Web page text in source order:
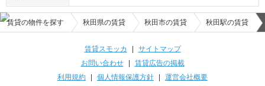
賃貸の物件を探す 秋田県の賃貸 秋田市の賃貸 秋田駅の賃貸
賃貸スモッカ | サイトマップ
お問い合わせ| 賃貸広告の掲載
利用規約 | 個人情報保護方針 | 運営会社概要